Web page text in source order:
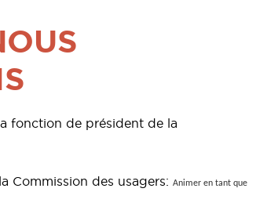
fonction de président de la
Commission des usagers:Animer en tant que